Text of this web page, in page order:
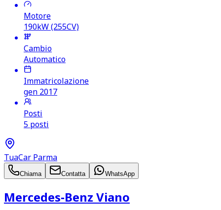
Motore
190kW (255CV)
Cambio
Automatico
Immatricolazione
gen 2017
Posti
5 posti
TuaCar Parma
Chiama Contatta WhatsApp
Mercedes‑Benz Viano